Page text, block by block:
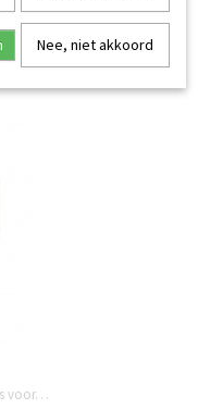
voor…
Nee, niet akkoord